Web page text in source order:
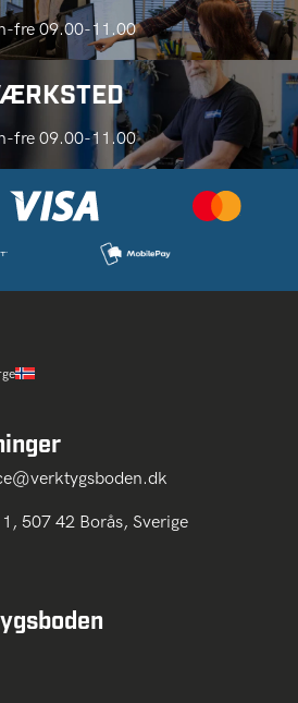
fre 09.00-11.00
fre 09.00-11.00
507 42 Borås, Sverige